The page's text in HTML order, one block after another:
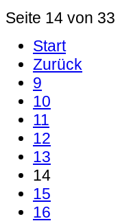
Seite 14 von 33
Start
Zurück
9
10
11
12
13
14
15
16